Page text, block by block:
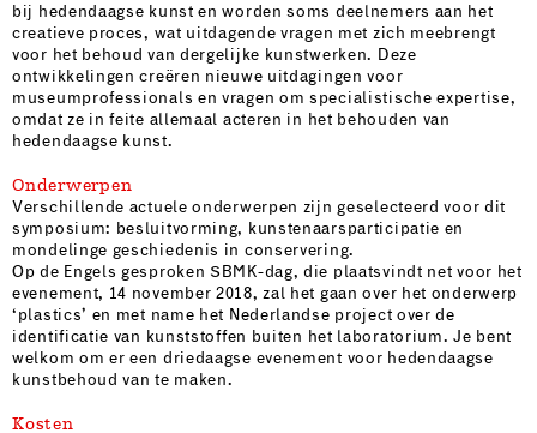
bij hedendaagse kunst en worden soms deelnemers aan het
creatieve proces, wat uitdagende vragen met zich meebrengt
voor het behoud van dergelijke kunstwerken. Deze
ontwikkelingen creëren nieuwe uitdagingen voor
museumprofessionals en vragen om specialistische expertise,
omdat ze in feite allemaal acteren in het behouden van
hedendaagse kunst.
Onderwerpen
Verschillende actuele onderwerpen zijn geselecteerd voor dit
symposium: besluitvorming, kunstenaarsparticipatie en
mondelinge geschiedenis in conservering.
Op de Engels gesproken SBMK-dag, die plaatsvindt net voor het
evenement, 14 november 2018, zal het gaan over het onderwerp
‘plastics’ en met name het Nederlandse project over de
identificatie van kunststoffen buiten het laboratorium. Je bent
welkom om er een driedaagse evenement voor hedendaagse
kunstbehoud van te maken.
Kosten